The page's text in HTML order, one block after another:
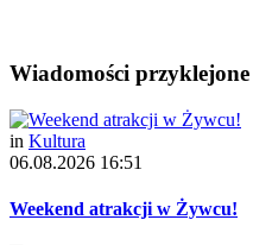
Wiadomości przyklejone
in Kultura
06.08.2026 16:51
Weekend atrakcji w Żywcu!